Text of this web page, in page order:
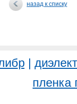
назад к списку
|
пленка